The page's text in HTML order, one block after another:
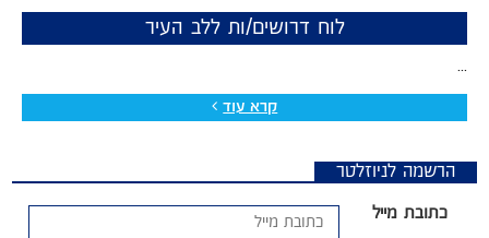
לוח דרושים/ות ללב העיר
...
קרא עוד
הרשמה לניוזלטר
כתובת מייל